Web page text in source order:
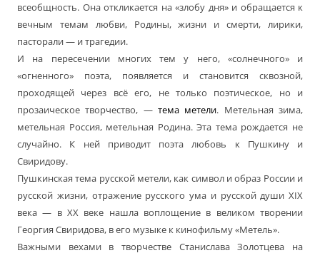
всеобщность. Она откликается на «злобу дня» и обращается к
вечным темам любви, Родины, жизни и смерти, лирики,
пасторали — и трагедии.
И на пересечении многих тем у него, «солнечного» и
«огненного» поэта, появляется и становится сквозной,
проходящей через всё его, не только поэтическое, но и
прозаическое творчество, — тема метели. Метельная зима,
метельная Россия, метельная Родина. Эта тема рождается не
случайно. К ней приводит поэта любовь к Пушкину и
Свиридову.
Пушкинская тема русской метели, как символ и образ России и
русской жизни, отражение русского ума и русской души ХIX
века — в ХХ веке нашла воплощение в великом творении
Георгия Свиридова, в его музыке к кинофильму «Метель».
Важными вехами в творчестве Станислава Золотцева на